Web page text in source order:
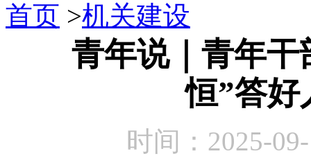
首页 >机关建设
青年说｜青年
恒”答好
时间：2025-